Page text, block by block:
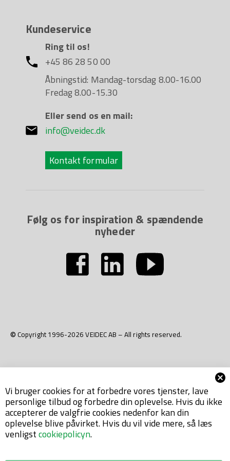
Kundeservice
Ring til os!
+45 86 28 50 00
Åbningstid: Mandag-torsdag 8.00-16.00
Fredag 8.00-15.30
Eller send os en mail:
info@veidec.dk
Kontakt formular
Følg os for inspiration & spændende
nyheder
© Copyright 1996-2026 VEIDEC AB – All rights reserved.
Vi bruger cookies for at forbedre vores tjenster, lave
personlige tilbud og forbedre din oplevelse. Hvis du ikke
accepterer de valgfrie cookies nedenfor kan din
oplevelse blive påvirket. Hvis du vil vide mere, så læs
venligstcookiepolicyn.